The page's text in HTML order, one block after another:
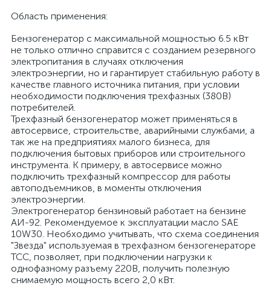
Область применения:
Бензогенератор с максимальной мощностью 6.5 кВт
не только отлично справится с созданием резервного
электропитания в случаях отключения
электроэнергии, но и гарантирует стабильную работу в
качестве главного источника питания, при условии
необходимости подключения трехфазных (380В)
потребителей.
Трехфазный бензогенератор может применяться в
автосервисе, строительстве, аварийными службами, а
так же на предприятиях малого бизнеса, для
подключения бытовых приборов или строительного
инструмента. К примеру, в автосервисе можно
подключить трехфазный компрессор для работы
автоподъемников, в моменты отключения
электроэнергии.
Электрогенератор бензиновый работает на бензине
АИ-92. Рекомендуемое к эксплуатации масло SAE
10W30. Необходимо учитывать, что схема соединения
"Звезда" используемая в трехфазном бензогенераторе
ТСС, позволяет, при подключении нагрузки к
однофазному разъему 220В, получить полезную
снимаемую мощность всего 2,0 кВт.